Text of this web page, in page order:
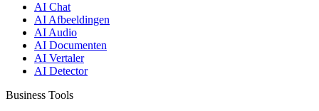
AI Chat
AI Afbeeldingen
AI Audio
AI Documenten
AI Vertaler
AI Detector
Business Tools